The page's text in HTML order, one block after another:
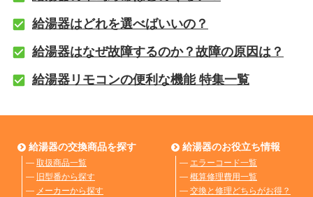
給湯器はどれを選べばいいの？
給湯器はなぜ故障するのか？故障の原因は？
給湯器リモコンの便利な機能 特集一覧
給湯器の交換商品を探す
― 取扱商品一覧
― 旧型番から探す
― メーカーから探す
給湯器のお役立ち情報
― エラーコード一覧
― 概算修理費用一覧
― 交換と修理どちらがお得？